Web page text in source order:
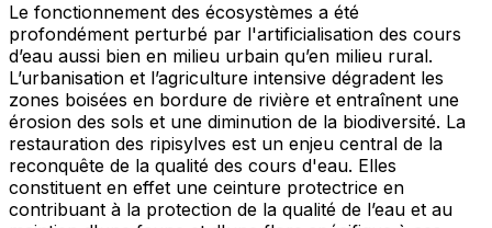
Le fonctionnement des écosystèmes a été
profondément perturbé par l'artificialisation des cours
d’eau aussi bien en milieu urbain qu’en milieu rural.
L’urbanisation et l’agriculture intensive dégradent les
zones boisées en bordure de rivière et entraînent une
érosion des sols et une diminution de la biodiversité. La
restauration des ripisylves est un enjeu central de la
reconquête de la qualité des cours d'eau. Elles
constituent en effet une ceinture protectrice en
contribuant à la protection de la qualité de l’eau et au